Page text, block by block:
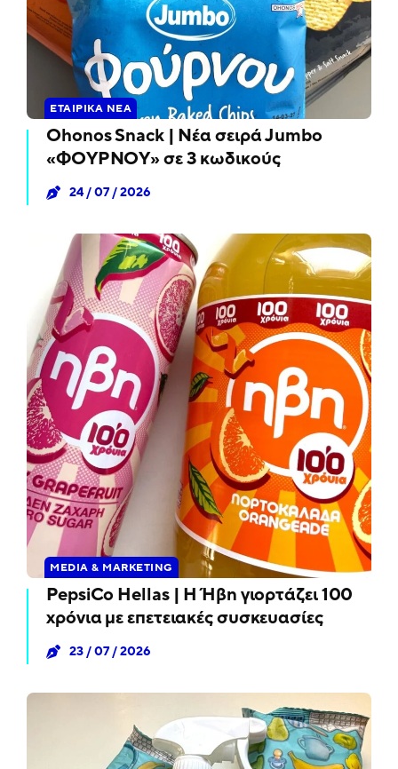
ΕΤΑΙΡΙΚΆ ΝΈΑ
Ohonos Snack | Νέα σειρά Jumbo
«ΦΟΥΡΝΟΥ» σε 3 κωδικούς
24 / 07 / 2026
MEDIA & MARKETING
PepsiCo Hellas | Η Ήβη γιορτάζει 100
χρόνια με επετειακές συσκευασίες
23 / 07 / 2026